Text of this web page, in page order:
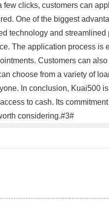
clicks, customers can
One of the biggest
technology and
The application process
Customers can
choose from a variety of
In conclusion, Kuai500
to cash. Its
considering.#3#